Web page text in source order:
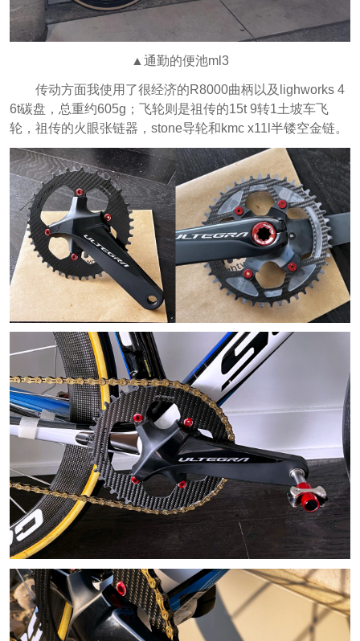
▲通勤的便池ml3
传动方面我使用了很经济的R8000曲柄以及lighworks 4
6t碳盘，总重约605g；飞轮则是祖传的15t 9转1土坡车飞
轮，祖传的火眼张链器，stone导轮和kmc x11l半镂空金链。